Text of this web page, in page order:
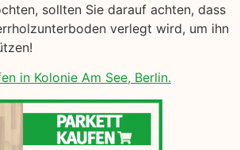
sollten Sie darauf achten, dass
verlegt wird, um ihn
in Kolonie Am See, Berlin.